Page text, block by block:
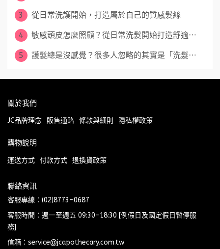
3 從日常洗護開始，打造屬於自己的質感髮絲
4 敏感頭皮怎麼照顧？從日常洗髮開始打造舒適⋯
5 護髮總是沒感覺？很多人忽略的其實是「洗髮⋯
關於我們
JC品牌理念 販售通路 條款與細則 隱私權政策
購物說明
運送方式 付款方式 退換貨政策
聯絡資訊
客服專線：(02)8773-0687
客服時間：週一至週五 09:30-18:30 [例假日及國定假日暫停服
務]
信箱：service@jcapothecary.com.tw